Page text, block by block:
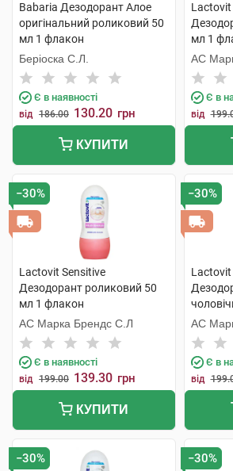
Babaria Дезодорант Алое
оригінальний роликовий 50
мл 1 флакон
Беріоска С.Л.
Є в наявності
від 186.00 130.20 грн
КУПИТИ
Lactovit
мл 1
АС
Є в
від
−30%
Lactovit Sensitive
Дезодорант роликовий 50
мл 1 флакон
АС Марка Брендс С.Л
Є в наявності
від 199.00 139.30 грн
КУПИТИ
−30%
Lactovit
АС
Є в
від
−30% −30%